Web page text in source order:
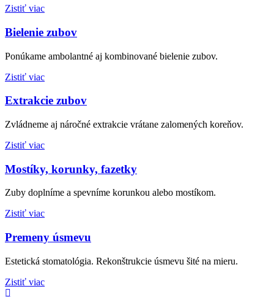
Zistiť viac
Bielenie zubov
Ponúkame ambolantné aj kombinované bielenie zubov.
Zistiť viac
Extrakcie zubov
Zvládneme aj náročné extrakcie vrátane zalomených koreňov.
Zistiť viac
Mostíky, korunky, fazetky
Zuby doplníme a spevníme korunkou alebo mostíkom.
Zistiť viac
Premeny úsmevu
Estetická stomatológia. Rekonštrukcie úsmevu šité na mieru.
Zistiť viac